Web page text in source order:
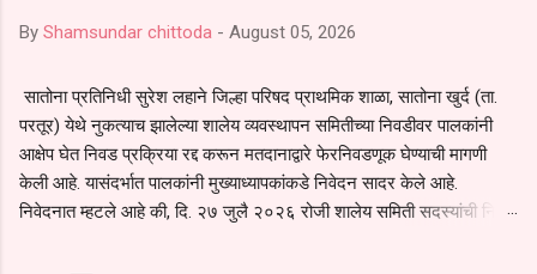
By Shamsundar chittoda - August 05, 2026
सातोना प्रतिनिधी सुरेश लहाने जिल्हा परिषद प्राथमिक शाळा, सातोना खुर्द (ता.
परतूर) येथे नुकत्याच झालेल्या शालेय व्यवस्थापन समितीच्या निवडीवर पालकांनी
आक्षेप घेत निवड प्रक्रिया रद्द करून मतदानाद्वारे फेरनिवडणूक घेण्याची मागणी
केली आहे. यासंदर्भात पालकांनी मुख्याध्यापकांकडे निवेदन सादर केले आहे.
निवेदनात म्हटले आहे की, दि. २७ जुलै २०२६ रोजी शालेय समिती सदस्यांची निवड
पालकांना देण्यात आली नसल्याने मोठ्या संख्येने पालक बैठकीस उपस्थित राहू शकले